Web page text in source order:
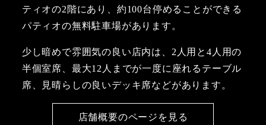
ティオの2階にあり、約100台停めることができる
パティオの無料駐車場があります。
少し暗めで雰囲気の良い店内は、2人用と4人用の
半個室席、最大12人までが一度に座れるテーブル
席、見晴らしの良いデッキ席などがあります。
店舗概要のページを見る